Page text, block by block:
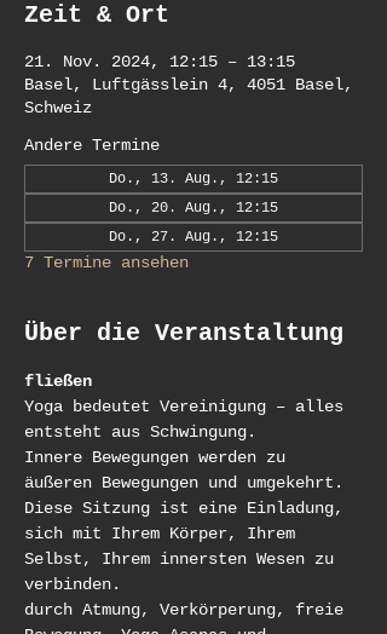
Zeit & Ort
21. Nov. 2024, 12:15 – 13:15
Basel, Luftgässlein 4, 4051 Basel,
Schweiz
Andere Termine
Do., 13. Aug., 12:15
Do., 20. Aug., 12:15
Do., 27. Aug., 12:15
7 Termine ansehen
Über die Veranstaltung
fließen
Yoga bedeutet Vereinigung – alles
entsteht aus Schwingung.
Innere Bewegungen werden zu
äußeren Bewegungen und umgekehrt.
Diese Sitzung ist eine Einladung,
sich mit Ihrem Körper, Ihrem
Selbst, Ihrem innersten Wesen zu
verbinden.
durch Atmung, Verkörperung, freie